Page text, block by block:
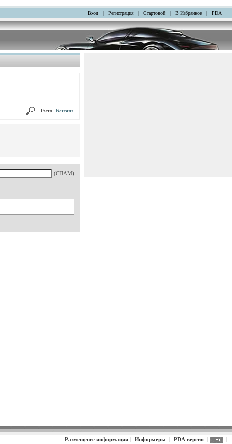
Вход | Регистрация | Стартовой | В Избранное | PDA
Тэги: Бензин
(СПАМ)
Размещение информации | Информеры | PDA-версия | |